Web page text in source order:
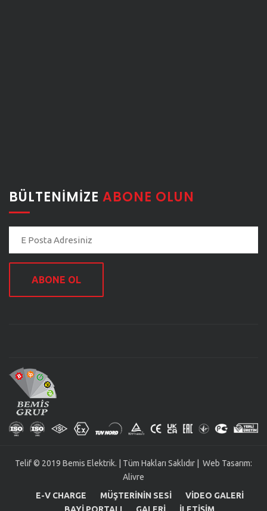
BÜLTENIMIZE ABONE OLUN
ABONE OL
Telif © 2019 Bemis Elektrik. | Tüm Hakları Saklıdır | Web Tasarım:
Alivre
E-V CHARGE
MÜŞTERININ SESI
VIDEO GALERI
BAYI PORTALI
GALERI İLETIŞIM